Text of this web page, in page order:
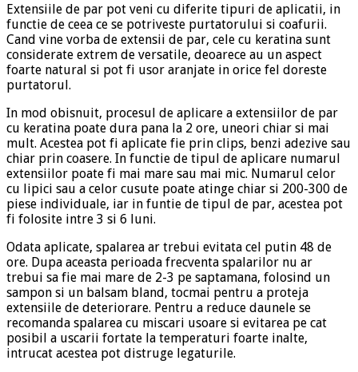
Extensiile de par pot veni cu diferite tipuri de aplicatii, in
functie de ceea ce se potriveste purtatorului si coafurii.
Cand vine vorba de extensii de par, cele cu keratina sunt
considerate extrem de versatile, deoarece au un aspect
foarte natural si pot fi usor aranjate in orice fel doreste
purtatorul.
In mod obisnuit, procesul de aplicare a extensiilor de par
cu keratina poate dura pana la 2 ore, uneori chiar si mai
mult. Acestea pot fi aplicate fie prin clips, benzi adezive sau
chiar prin coasere. In functie de tipul de aplicare numarul
extensiilor poate fi mai mare sau mai mic. Numarul celor
cu lipici sau a celor cusute poate atinge chiar si 200-300 de
piese individuale, iar in funtie de tipul de par, acestea pot
fi folosite intre 3 si 6 luni.
Odata aplicate, spalarea ar trebui evitata cel putin 48 de
ore. Dupa aceasta perioada frecventa spalarilor nu ar
trebui sa fie mai mare de 2-3 pe saptamana, folosind un
sampon si un balsam bland, tocmai pentru a proteja
extensiile de deteriorare. Pentru a reduce daunele se
recomanda spalarea cu miscari usoare si evitarea pe cat
posibil a uscarii fortate la temperaturi foarte inalte,
intrucat acestea pot distruge legaturile.